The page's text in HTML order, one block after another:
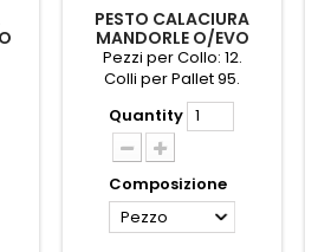
PESTO CALACIURA
MANDORLE O/EVO
GR.140 L.99/19
Pezzi per Collo: 12.
Colli per Pallet 95.
Quantity
Composizione
Pezzo